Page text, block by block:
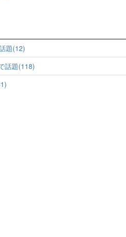
題(12)
話題(118)